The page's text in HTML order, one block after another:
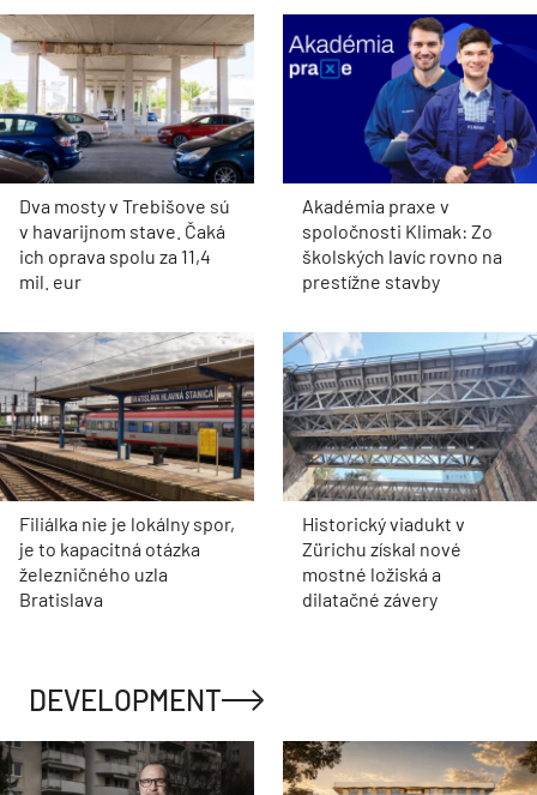
Dva mosty v Trebišove sú
v havarijnom stave. Čaká
ich oprava spolu za 11,4
mil. eur
Akadémia praxe v
spoločnosti Klimak: Zo
školských lavíc rovno na
prestížne stavby
Filiálka nie je lokálny spor,
je to kapacitná otázka
železničného uzla
Bratislava
Historický viadukt v
Zürichu získal nové
mostné ložiská a
dilatačné závery
DEVELOPMENT